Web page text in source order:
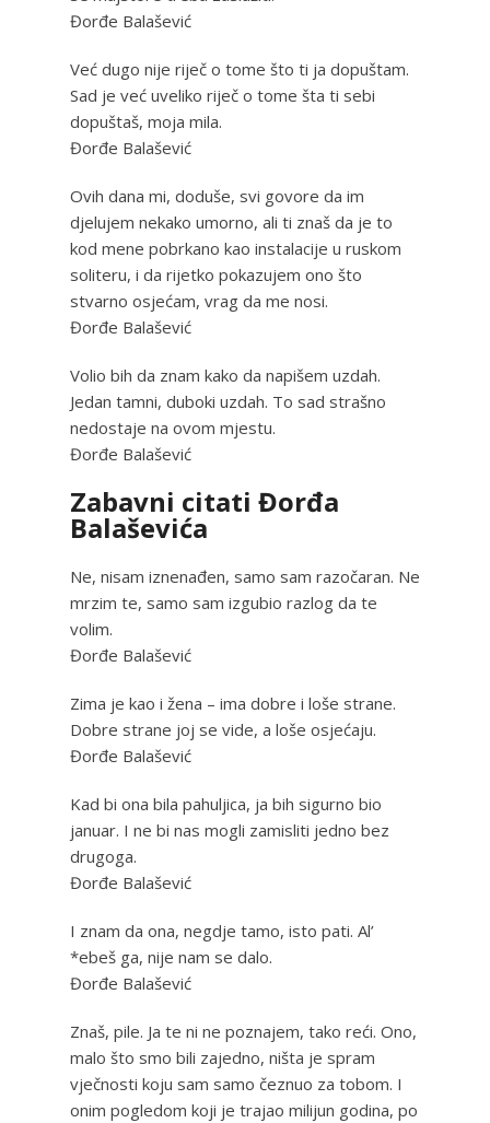
Đorđe Balašević
Već dugo nije riječ o tome što ti ja dopuštam.
Sad je već uveliko riječ o tome šta ti sebi
dopuštaš, moja mila.
Đorđe Balašević
Ovih dana mi, doduše, svi govore da im
djelujem nekako umorno, ali ti znaš da je to
kod mene pobrkano kao instalacije u ruskom
soliteru, i da rijetko pokazujem ono što
stvarno osjećam, vrag da me nosi.
Đorđe Balašević
Volio bih da znam kako da napišem uzdah.
Jedan tamni, duboki uzdah. To sad strašno
nedostaje na ovom mjestu.
Đorđe Balašević
Zabavni citati Đorđa
Balaševića
Ne, nisam iznenađen, samo sam razočaran. Ne
mrzim te, samo sam izgubio razlog da te
volim.
Đorđe Balašević
Zima je kao i žena – ima dobre i loše strane.
Dobre strane joj se vide, a loše osjećaju.
Đorđe Balašević
Kad bi ona bila pahuljica, ja bih sigurno bio
januar. I ne bi nas mogli zamisliti jedno bez
drugoga.
Đorđe Balašević
I znam da ona, negdje tamo, isto pati. Al’
*ebeš ga, nije nam se dalo.
Đorđe Balašević
Znaš, pile. Ja te ni ne poznajem, tako reći. Ono,
malo što smo bili zajedno, ništa je spram
vječnosti koju sam samo čeznuo za tobom. I
onim pogledom koji je trajao milijun godina, po